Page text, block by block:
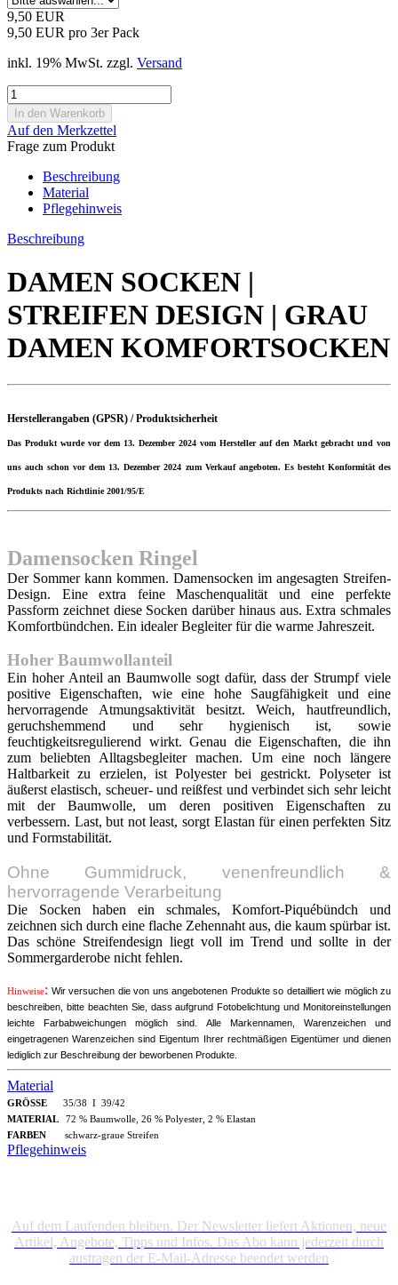
9,50 EUR
9,50 EUR pro 3er Pack
inkl. 19% MwSt. zzgl. Versand
Auf den Merkzettel
Frage zum Produkt
Beschreibung
Material
Pflegehinweis
Beschreibung
DAMEN SOCKEN |
STREIFEN DESIGN | GRAU
DAMEN KOMFORTSOCKEN
Herstellerangaben (GPSR) / Produktsicherheit
Das Produkt wurde vor dem 13. Dezember 2024 vom Hersteller auf den Markt gebracht und von
uns auch schon vor dem 13. Dezember 2024 zum Verkauf angeboten. Es besteht Konformität des
Produkts nach Richtlinie 2001/95/E
Damensocken Ringel
Der Sommer kann kommen. Damensocken im angesagten Streifen-
Design. Eine extra feine Maschenqualität und eine perfekte
Passform zeichnet diese Socken darüber hinaus aus. Extra schmales
Komfortbündchen. Ein idealer Begleiter für die warme Jahreszeit.
Hoher Baumwollanteil
Ein hoher Anteil an Baumwolle sogt dafür, dass der Strumpf viele
positive Eigenschaften, wie eine hohe Saugfähigkeit und eine
hervorragende Atmungsaktivität besitzt. Weich, hautfreundlich,
geruchshemmend und sehr hygienisch ist, sowie
feuchtigkeitsregulierend wirkt. Genau die Eigenschaften, die ihn
zum beliebten Alltagsbegleiter machen. Um eine noch längere
Haltbarkeit zu erzielen, ist Polyester bei gestrickt. Polyseter ist
äußerst elastisch, scheuer- und reißfest und verbindet sich sehr leicht
mit der Baumwolle, um deren positiven Eigenschaften zu
verbessern. Last, but not least, sorgt Elastan für einen perfekten Sitz
und Formstabilität.
Ohne Gummidruck, venenfreundlich &
hervorragende Verarbeitung
Die Socken haben ein schmales, Komfort-Piquébündch und
zeichnen sich durch eine flache Zehennaht aus, die kaum spürbar ist.
Das schöne Streifendesign liegt voll im Trend und sollte in der
Sommergarderobe nicht fehlen.
Hinweise: Wir versuchen die von uns angebotenen Produkte so detailliert wie möglich zu
beschreiben, bitte beachten Sie, dass aufgrund Fotobelichtung und Monitoreinstellungen
leichte Farbabweichungen möglich sind. Alle Markennamen, Warenzeichen und
eingetragenen Warenzeichen sind Eigentum Ihrer rechtmäßigen Eigentümer und dienen
lediglich zur Beschreibung der beworbenen Produkte.
Material
GRÖSSE 35/38 I 39/42
MATERIAL 72 % Baumwolle, 26 % Polyester, 2 % Elastan
FARBEN schwarz-graue Streifen
Pflegehinweis
Auf dem Laufenden bleiben. Der Newsletter liefert Aktionen, neue
Artikel, Angebote, Tipps und Infos. Das Abo kann jederzeit durch
austragen der E-Mail-Adresse beendet werden